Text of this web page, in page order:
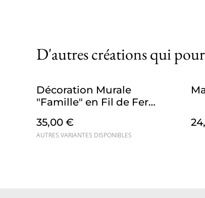
D'autres créations qui
Décoration Murale
"Famille" en Fil de Fer
35,00 €
AUTRES VARIANTES DISPONIBLES